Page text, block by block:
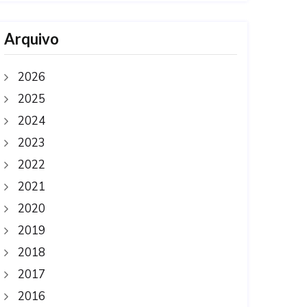
Arquivo
2026
2025
2024
2023
2022
2021
2020
2019
2018
2017
2016